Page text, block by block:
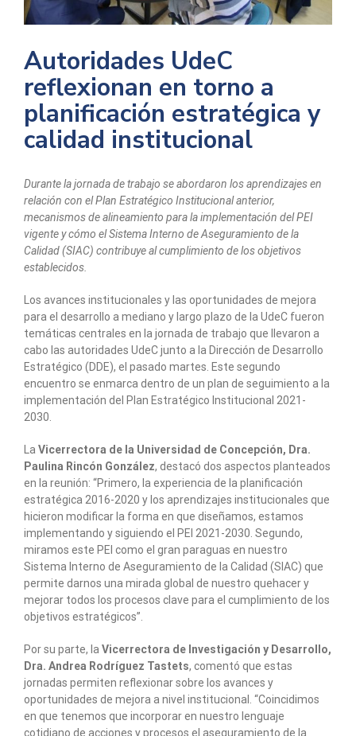
Autoridades UdeC
reflexionan en torno a
planificación estratégica y
calidad institucional
Durante la jornada de trabajo se abordaron los aprendizajes en
relación con el Plan Estratégico Institucional anterior,
mecanismos de alineamiento para la implementación del PEI
vigente y cómo el Sistema Interno de Aseguramiento de la
Calidad (SIAC) contribuye al cumplimiento de los objetivos
establecidos.
Los avances institucionales y las oportunidades de mejora
para el desarrollo a mediano y largo plazo de la UdeC fueron
temáticas centrales en la jornada de trabajo que llevaron a
cabo las autoridades UdeC junto a la Dirección de Desarrollo
Estratégico (DDE), el pasado martes. Este segundo
encuentro se enmarca dentro de un plan de seguimiento a la
implementación del Plan Estratégico Institucional 2021-
2030.
La Vicerrectora de la Universidad de Concepción, Dra.
Paulina Rincón González, destacó dos aspectos planteados
en la reunión: “Primero, la experiencia de la planificación
estratégica 2016-2020 y los aprendizajes institucionales que
hicieron modificar la forma en que diseñamos, estamos
implementando y siguiendo el PEI 2021-2030. Segundo,
miramos este PEI como el gran paraguas en nuestro
Sistema Interno de Aseguramiento de la Calidad (SIAC) que
permite darnos una mirada global de nuestro quehacer y
mejorar todos los procesos clave para el cumplimiento de los
objetivos estratégicos”.
Por su parte, la Vicerrectora de Investigación y Desarrollo,
Dra. Andrea Rodríguez Tastets, comentó que estas
jornadas permiten reflexionar sobre los avances y
oportunidades de mejora a nivel institucional. “Coincidimos
en que tenemos que incorporar en nuestro lenguaje
cotidiano de acciones y procesos el aseguramiento de la